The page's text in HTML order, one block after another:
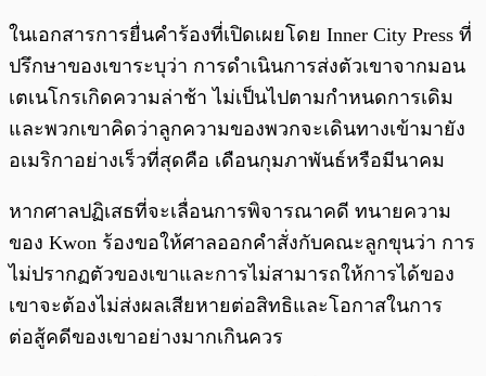
ในเอกสารการยื่นคำร้องที่เปิดเผยโดย Inner City Press ที่
ปรึกษาของเขาระบุว่า การดำเนินการส่งตัวเขาจากมอน
เตเนโกรเกิดความล่าช้า ไม่เป็นไปตามกำหนดการเดิม
และพวกเขาคิดว่าลูกความของพวกจะเดินทางเข้ามายัง
อเมริกาอย่างเร็วที่สุดคือ เดือนกุมภาพันธ์หรือมีนาคม
หากศาลปฏิเสธที่จะเลื่อนการพิจารณาคดี ทนายความ
ของ Kwon ร้องขอให้ศาลออกคำสั่งกับคณะลูกขุนว่า การ
ไม่ปรากฏตัวของเขาและการไม่สามารถให้การได้ของ
เขาจะต้องไม่ส่งผลเสียหายต่อสิทธิและโอกาสในการ
ต่อสู้คดีของเขาอย่างมากเกินควร